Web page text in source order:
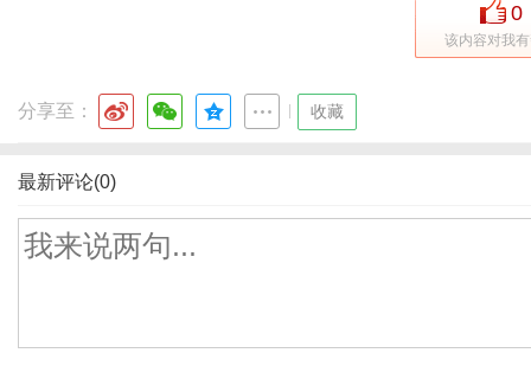
0
该内容对我
分享至： 收藏
最新评论(0)